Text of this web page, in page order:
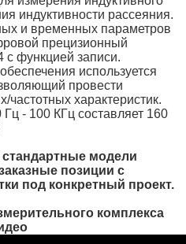
индуктивности рассеяния.
и временных параметров
прецизионный
с функцией записи.
используется
провести
характеристик.
- 100 КГц составляет 160
стандартные модели
позиции с
под конкретный проект.
комплекса